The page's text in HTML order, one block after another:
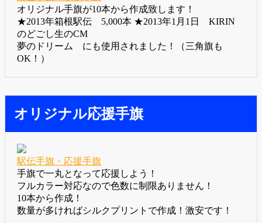
オリジナル手旗が10本から作成致します！
★2013年箱根駅伝 5,000本 ★2013年1月1日 KIRIN
のどごし生のCM
夢のドリーム にも使用されました！（三角旗も
OK！）
オリジナル応援手旗
駅伝手旗・応援手旗
手旗で一丸となって応援しよう！
フルカラー対応なので色数に制限ありません！
10本から作成！
数量が多ければシルクプリントで作成！激安です！